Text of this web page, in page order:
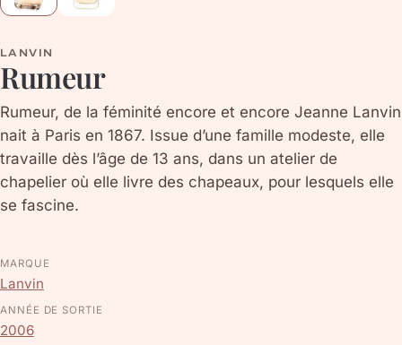
LANVIN
Rumeur
Rumeur, de la féminité encore et encore Jeanne Lanvin
nait à Paris en 1867. Issue d’une famille modeste, elle
travaille dès l’âge de 13 ans, dans un atelier de
chapelier où elle livre des chapeaux, pour lesquels elle
se fascine.
MARQUE
Lanvin
ANNÉE DE SORTIE
2006